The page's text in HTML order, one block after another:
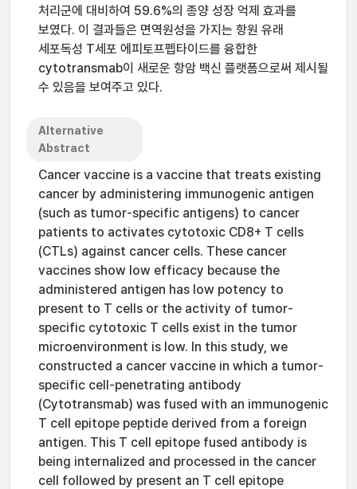
처리군에 대비하여 59.6%의 종양 성장 억제 효과를
보였다. 이 결과들은 면역원성을 가지는 항원 유래
세포독성 T세포 에피토프펩타이드를 융합한
cytotransmab이 새로운 항암 백신 플랫폼으로써 제시될
수 있음을 보여주고 있다.
Alternative
Abstract
Cancer vaccine is a vaccine that treats existing
cancer by administering immunogenic antigen
(such as tumor-specific antigens) to cancer
patients to activates cytotoxic CD8+ T cells
(CTLs) against cancer cells. These cancer
vaccines show low efficacy because the
administered antigen has low potency to
present to T cells or the activity of tumor-
specific cytotoxic T cells exist in the tumor
microenvironment is low. In this study, we
constructed a cancer vaccine in which a tumor-
specific cell-penetrating antibody
(Cytotransmab) was fused with an immunogenic
T cell epitope peptide derived from a foreign
antigen. This T cell epitope fused antibody is
being internalized and processed in the cancer
cell followed by present an T cell epitope